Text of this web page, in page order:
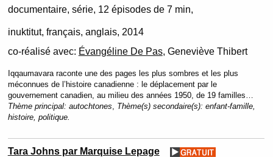
documentaire série 12 épisodes de 7 min
inuktitut, français, anglais 2014
co-réalisé avec: Évangéline De Pas, Geneviève Thibert
Iqqaumavara raconte une des pages les plus sombres et les plus
méconnues de l’histoire canadienne : le déplacement par le
gouvernement canadien, au milieu des années 1950, de 19 familles…
Thème principal: autochtones, Thème(s) secondaire(s): enfant-famille,
histoire, politique.
Tara Johns par Marquise Lepage